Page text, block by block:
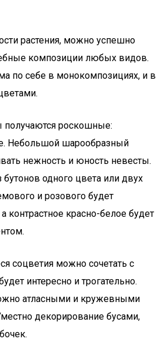
растения, можно успешно
композиции любых видов.
по себе в монокомпозициях, и в
роскошные:
Небольшой шарообразный
нежность и юность невесты.
одного цвета или двух
и розового будет
красно-белое будет
соцветия можно сочетать с
интересно и трогательно.
атласными и кружевными
декорирование бусами,